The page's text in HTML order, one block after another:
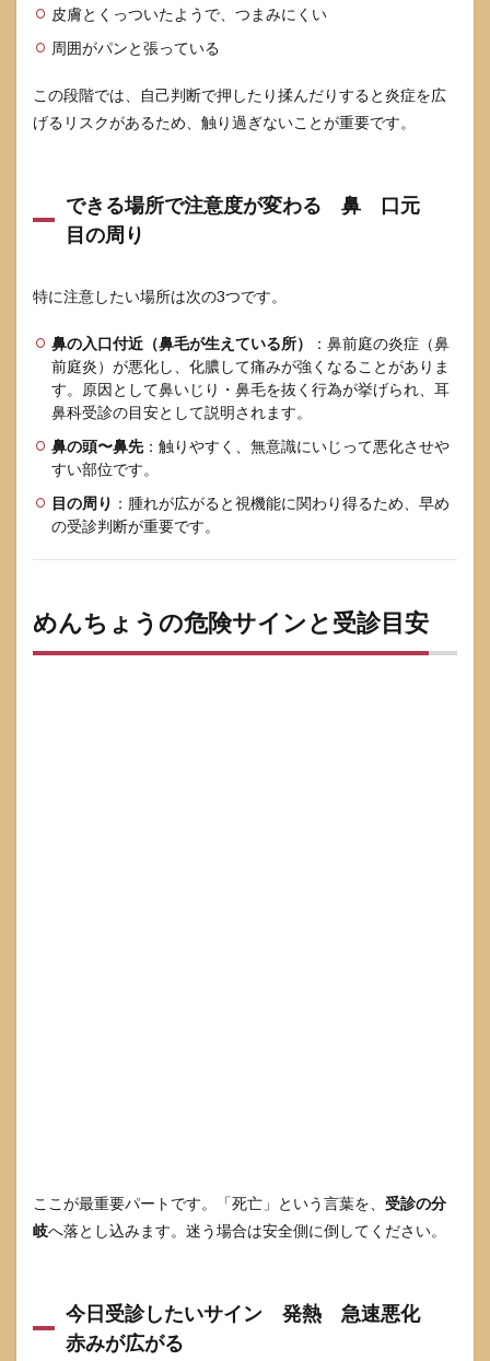
免疫
ちる
の注
睡
持病
管理
家族
にう
の
か
タオ
ル共
有な
ど衛
生の
ント
6
めん
亡が
気に
なる
抗菌
か
6.5
鼻の
皮膚とくっついたようで、つまみにくい
周囲がパンと張っている
この段階では、自己判断で押したり揉んだりすると炎症を広
げるリスクがあるため、触り過ぎないことが重要です。
できる場所で注意度が変わる 鼻 口元
目の周り
特に注意したい場所は次の3つです。
鼻の入口付近（鼻毛が生えている所）
：鼻前庭の炎症（鼻
前庭炎）が悪化し、化膿して痛みが強くなることがありま
す。原因として鼻いじり・鼻毛を抜く行為が挙げられ、耳
鼻科受診の目安として説明されます。
鼻の頭〜鼻先：触りやすく、無意識にいじって悪化させや
すい部位です。
目の周り ：腫れが広がると視機能に関わり得るため、早め
の受診判断が重要です。
めんちょうの危険サインと受診目安
ここが最重要パートです。「死亡」という言葉を、 受診の分
岐へ落とし込みます。迷う場合は安全側に倒してください。
今日受診したいサイン 発熱 急速悪化
赤みが広がる